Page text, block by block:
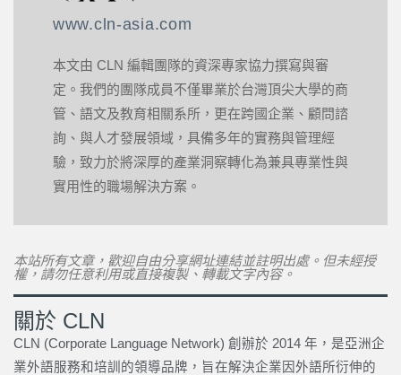
www.cln-asia.com
本文由 CLN 編輯團隊的資深專家協力撰寫與審
定。我們的團隊成員不僅畢業於台灣頂尖大學的商
管、語文及教育相關系所，更在跨國企業、顧問諮
詢、與人才發展領域，具備多年的實務與管理經
驗，致力於將深厚的產業洞察轉化為兼具專業性與
實用性的職場解決方案。
本站所有文章，歡迎自由分享網址連結並註明出處。但未經授
權，請勿任意利用或直接複製、轉載文字內容。
關於 CLN
CLN (Corporate Language Network) 創辦於 2014 年，是亞洲企
業外語服務和培訓的領導品牌，旨在解決企業因外語所衍伸的